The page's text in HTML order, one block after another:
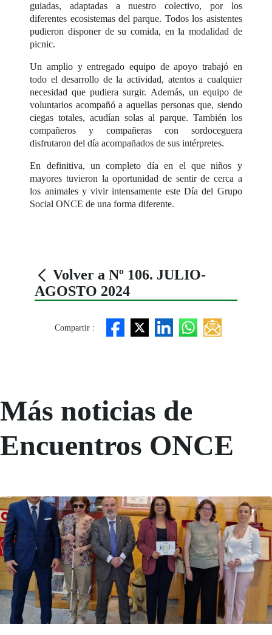
guiadas, adaptadas a nuestro colectivo, por los
diferentes ecosistemas del parque. Todos los asistentes
pudieron disponer de su comida, en la modalidad de
picnic.
Un amplio y entregado equipo de apoyo trabajó en
todo el desarrollo de la actividad, atentos a cualquier
necesidad que pudiera surgir. Además, un equipo de
voluntarios acompañó a aquellas personas que, siendo
ciegas totales, acudían solas al parque. También los
compañeros y compañeras con sordoceguera
disfrutaron del día acompañados de sus intérpretes.
En definitiva, un completo día en el que niños y
mayores tuvieron la oportunidad de sentir de cerca a
los animales y vivir intensamente este Día del Grupo
Social ONCE de una forma diferente.
Volver a Nº 106. JULIO-
AGOSTO 2024
Compartir :
Más noticias de
Encuentros ONCE